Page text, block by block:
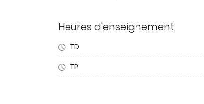
Heures d'enseignement
TD
TP